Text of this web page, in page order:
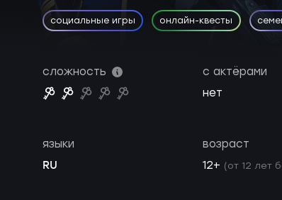
социальные игры онлайн-квесты
сложность
с актёрами
нет
языки
RU
возраст
12+ (от 12 лет